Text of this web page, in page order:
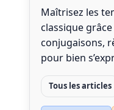
Maîtrisez les
classique
conjugaisons,
pour bien
Tous les articles